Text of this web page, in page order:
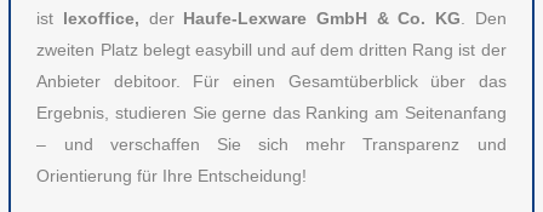
ist lexoffice, der Haufe-Lexware GmbH & Co. KG . Den
zweiten Platz belegt easybill und auf dem dritten Rang ist der
Anbieter debitoor. Für einen Gesamtüberblick über das
Ergebnis, studieren Sie gerne das Ranking am Seitenanfang
– und verschaffen Sie sich mehr Transparenz und
Orientierung für Ihre Entscheidung!